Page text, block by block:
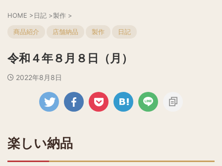
HOME >日記 >製作 >
商品紹介 店舗納品 製作 日記
令和４年８月８日（月）
2022年8月8日
楽しい納品